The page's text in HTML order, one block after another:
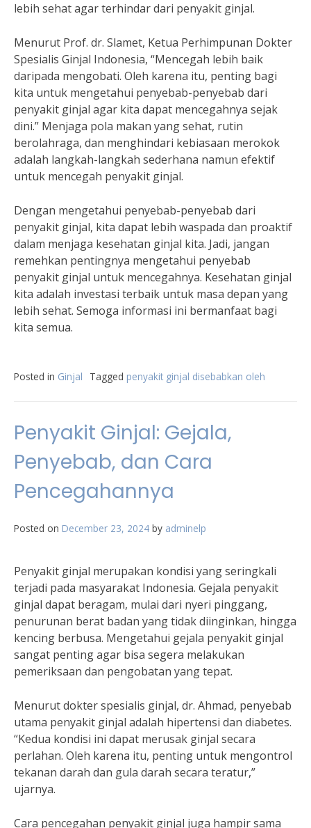
lebih sehat agar terhindar dari penyakit ginjal.
Menurut Prof. dr. Slamet, Ketua Perhimpunan Dokter
Spesialis Ginjal Indonesia, “Mencegah lebih baik
daripada mengobati. Oleh karena itu, penting bagi
kita untuk mengetahui penyebab-penyebab dari
penyakit ginjal agar kita dapat mencegahnya sejak
dini.” Menjaga pola makan yang sehat, rutin
berolahraga, dan menghindari kebiasaan merokok
adalah langkah-langkah sederhana namun efektif
untuk mencegah penyakit ginjal.
Dengan mengetahui penyebab-penyebab dari
penyakit ginjal, kita dapat lebih waspada dan proaktif
dalam menjaga kesehatan ginjal kita. Jadi, jangan
remehkan pentingnya mengetahui penyebab
penyakit ginjal untuk mencegahnya. Kesehatan ginjal
kita adalah investasi terbaik untuk masa depan yang
lebih sehat. Semoga informasi ini bermanfaat bagi
kita semua.
Posted in Ginjal Tagged penyakit ginjal disebabkan oleh
Penyakit Ginjal: Gejala,
Penyebab, dan Cara
Pencegahannya
Posted on December 23, 2024 by adminelp
Penyakit ginjal merupakan kondisi yang seringkali
terjadi pada masyarakat Indonesia. Gejala penyakit
ginjal dapat beragam, mulai dari nyeri pinggang,
penurunan berat badan yang tidak diinginkan, hingga
kencing berbusa. Mengetahui gejala penyakit ginjal
sangat penting agar bisa segera melakukan
pemeriksaan dan pengobatan yang tepat.
Menurut dokter spesialis ginjal, dr. Ahmad, penyebab
utama penyakit ginjal adalah hipertensi dan diabetes.
“Kedua kondisi ini dapat merusak ginjal secara
perlahan. Oleh karena itu, penting untuk mengontrol
tekanan darah dan gula darah secara teratur,”
ujarnya.
Cara pencegahan penyakit ginjal juga hampir sama